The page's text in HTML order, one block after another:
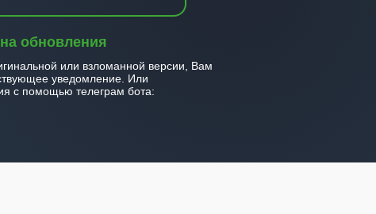
обновления
или взломанной версии, Вам
уведомление. Или
с помощью телеграм бота: